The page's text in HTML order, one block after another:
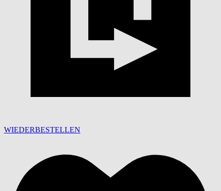
WIEDERBESTELLEN